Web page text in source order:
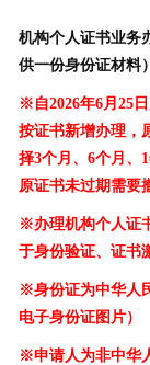
机构个人证书业务
供一份身份证材料）
※自2026年6月25
按证书新增办理，
择3个月、6个月、
原证书未过期需要
※办理机构个人证
于身份验证、证书
※身份证为中华人
电子身份证图片）
※申请人为非中华